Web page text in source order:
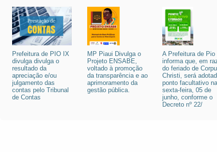
Prefeitura de PIO IX
divulga divulga o
resultado da
apreciação e/ou
julgamento das
contas pelo Tribunal
de Contas
MP Piaui Divulga o
Projeto ENSABE,
voltado à promoção
da transparência e ao
aprimoramento da
gestão pública.
A Prefeitura de Pio
informa que, em
do feriado de
Christi, será
ponto facultativo na
sexta-feira, 05 de
junho, conforme o
Decreto nº 22/